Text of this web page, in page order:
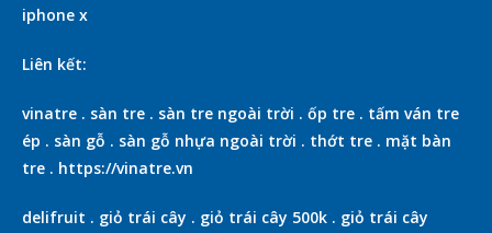
iphone x
Liên kết:
vinatre . sàn tre . sàn tre ngoài trời . ốp tre . tấm ván tre
ép . sàn gỗ . sàn gỗ nhựa ngoài trời . thớt tre . mặt bàn
tre . https://vinatre.vn
delifruit . giỏ trái cây . giỏ trái cây 500k . giỏ trái cây